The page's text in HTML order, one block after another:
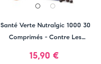
Santé Verte Nutralgic 1000 30
Comprimés - Contre Les
Prix
15,90 €